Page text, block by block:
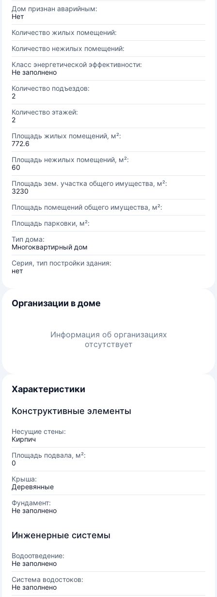
Дом признан аварийным:
Нет
Количество жилых помещений:
Количество нежилых помещений:
Класс энергетической эффективности:
Не заполнено
Количество подъездов:
2
Количество этажей:
2
Площадь жилых помещений, м²:
772.6
Площадь нежилых помещений, м²:
60
Площадь зем. участка общего имущества, м²:
3230
Площадь помещений общего имущества, м²:
Площадь парковки, м²:
Тип дома:
Многоквартирный дом
Серия, тип постройки здания:
нет
Организации в доме
Информация об организациях
отсутствует
Характеристики
Конструктивные элементы
Несущие стены:
Кирпич
Площадь подвала, м²:
0
Крыша:
Деревянные
Фундамент:
Не заполнено
Инженерные системы
Водоотведение:
Не заполнено
Система водостоков:
Не заполнено